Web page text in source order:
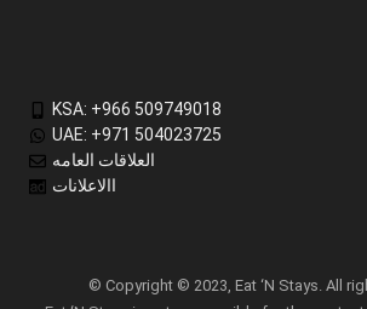
KSA: +966 509749018
UAE: +971 504023725
العلاقات العامه
االاعلانات
© Copyright © 2023, Eat ‘N Stays. All